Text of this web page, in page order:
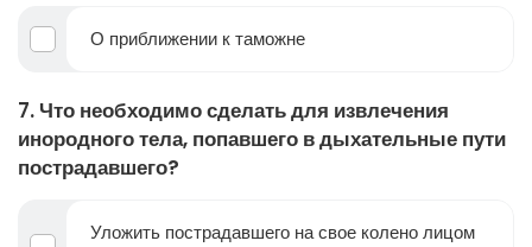
О приближении к таможне
7. Что необходимо сделать для извлечения
инородного тела, попавшего в дыхательные пути
пострадавшего?
Уложить пострадавшего на свое колено лицом